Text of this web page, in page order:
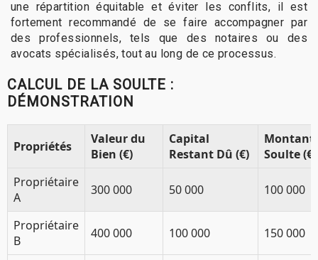
une répartition équitable et éviter les conflits, il est
fortement recommandé de se faire accompagner par
des professionnels, tels que des notaires ou des
avocats spécialisés, tout au long de ce processus.
CALCUL DE LA SOULTE :
DÉMONSTRATION
Propriétés
Valeur du
Bien (€)
Capital
Restant Dû (€)
Montant
Soulte (€)
Propriétaire
A
300 000 50 000 100 000
Propriétaire
B
400 000 100 000 150 000